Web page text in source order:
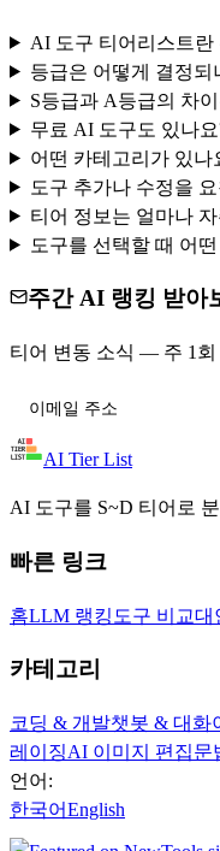
AI 도구 티어리스트란
등급은 어떻게 결정되
S등급과 A등급의 차
무료 AI 도구도 있나요
어떤 카테고리가 있나
도구 추가나 수정을
티어 정보는 얼마나
도구를 선택할 때 어
주간 AI 랭킹 받아
티어 변동 소식 — 주 1회
AI Tier List
AI 도구를 S~D 티어로
빠른 링크
홈LLM 랭킹 도구 비교대
카테고리
코딩 & 개발챗봇 & 대화
레이징AI 이미지 편집문
언어:
한국어English